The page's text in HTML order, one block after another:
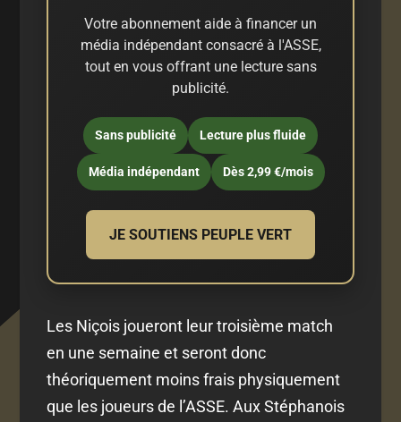
Votre abonnement aide à financer un
média indépendant consacré à l'ASSE,
tout en vous offrant une lecture sans
publicité.
Sans publicité Lecture plus fluide
Média indépendant Dès 2,99 €/mois
JE SOUTIENS PEUPLE VERT
Les Niçois joueront leur troisième match
en une semaine et seront donc
théoriquement moins frais physiquement
que les joueurs de l’ASSE. Aux Stéphanois